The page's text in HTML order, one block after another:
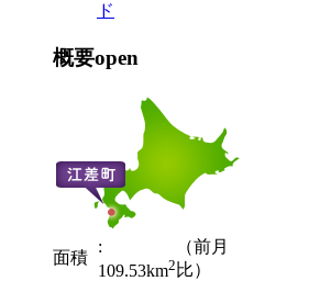
ド
概要open
面積
:
109.53km2
（前月
比）